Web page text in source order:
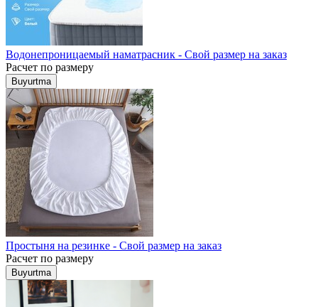
Водонепроницаемый наматрасник - Свой размер на заказ
Расчет по размеру
Buyurtma
Простыня на резинке - Свой размер на заказ
Расчет по размеру
Buyurtma